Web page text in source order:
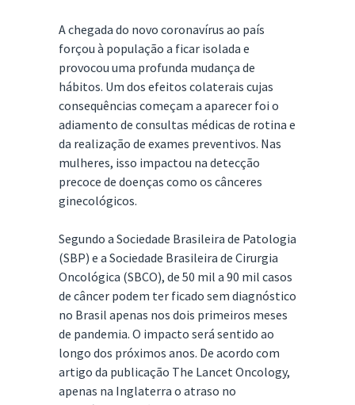
A chegada do novo coronavírus ao país
forçou à população a ficar isolada e
provocou uma profunda mudança de
hábitos. Um dos efeitos colaterais cujas
consequências começam a aparecer foi o
adiamento de consultas médicas de rotina e
da realização de exames preventivos. Nas
mulheres, isso impactou na detecção
precoce de doenças como os cânceres
ginecológicos.
Segundo a Sociedade Brasileira de Patologia
(SBP) e a Sociedade Brasileira de Cirurgia
Oncológica (SBCO), de 50 mil a 90 mil casos
de câncer podem ter ficado sem diagnóstico
no Brasil apenas nos dois primeiros meses
de pandemia. O impacto será sentido ao
longo dos próximos anos. De acordo com
artigo da publicação The Lancet Oncology,
apenas na Inglaterra o atraso no